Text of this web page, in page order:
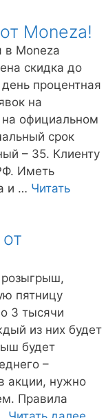
Moneza!
Moneza
скидка до
процентная
на
официальном
срок
– 35. Клиенту
Иметь
и … Читать
розыгрыш,
пятницу
3 тысячи
из них будет
будет
–
акции, нужно
Правила